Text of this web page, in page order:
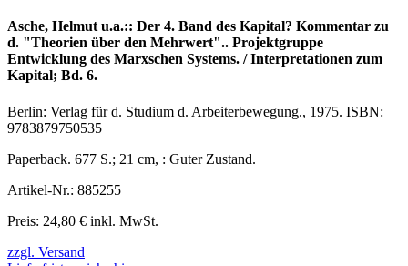
Asche, Helmut u.a.:: Der 4. Band des Kapital? Kommentar zu
d. "Theorien über den Mehrwert".. Projektgruppe
Entwicklung des Marxschen Systems. / Interpretationen zum
Kapital; Bd. 6.
Berlin: Verlag für d. Studium d. Arbeiterbewegung., 1975. ISBN:
9783879750535
Paperback. 677 S.; 21 cm, : Guter Zustand.
Artikel-Nr.: 885255
Preis: 24,80 € inkl. MwSt.
zzgl. Versand